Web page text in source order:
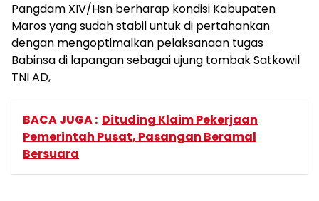
Pangdam XIV/Hsn berharap kondisi Kabupaten
Maros yang sudah stabil untuk di pertahankan
dengan mengoptimalkan pelaksanaan tugas
Babinsa di lapangan sebagai ujung tombak Satkowil
TNI AD,
BACA JUGA : Dituding Klaim Pekerjaan
Pemerintah Pusat, Pasangan Beramal
Bersuara